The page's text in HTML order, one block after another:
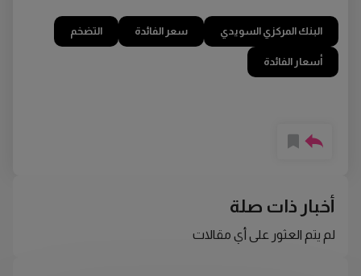
البنك المركزي السويدي سعر الفائدة التضخم
أسعار الفائدة
أخبار ذات صلة
لم يتم العثور على أي مقالات